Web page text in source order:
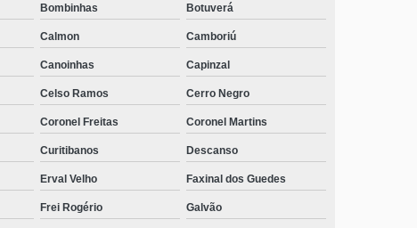
Bombinhas Botuverá
Calmon Camboriú
Canoinhas Capinzal
Celso Ramos Cerro Negro
Coronel Freitas Coronel Martins
Curitibanos Descanso
Erval Velho Faxinal dos Guedes
Frei Rogério Galvão